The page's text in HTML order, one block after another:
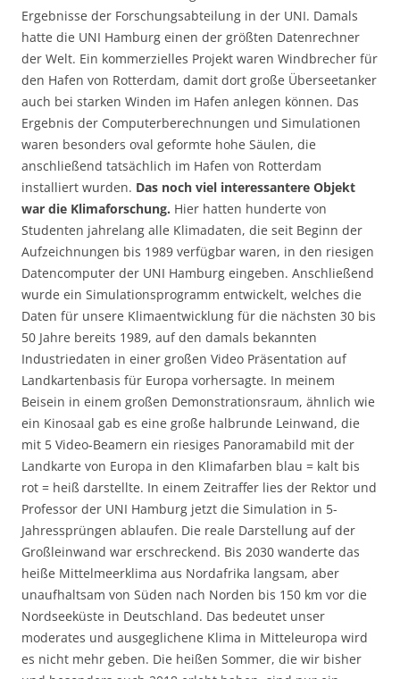
Ergebnisse der Forschungsabteilung in der UNI. Damals
hatte die UNI Hamburg einen der größten Datenrechner
der Welt. Ein kommerzielles Projekt waren Windbrecher für
den Hafen von Rotterdam, damit dort große Überseetanker
auch bei starken Winden im Hafen anlegen können. Das
Ergebnis der Computerberechnungen und Simulationen
waren besonders oval geformte hohe Säulen, die
anschließend tatsächlich im Hafen von Rotterdam
installiert wurden. Das noch viel interessantere Objekt
war die Klimaforschung. Hier hatten hunderte von
Studenten jahrelang alle Klimadaten, die seit Beginn der
Aufzeichnungen bis 1989 verfügbar waren, in den riesigen
Datencomputer der UNI Hamburg eingeben. Anschließend
wurde ein Simulationsprogramm entwickelt, welches die
Daten für unsere Klimaentwicklung für die nächsten 30 bis
50 Jahre bereits 1989, auf den damals bekannten
Industriedaten in einer großen Video Präsentation auf
Landkartenbasis für Europa vorhersagte. In meinem
Beisein in einem großen Demonstrationsraum, ähnlich wie
ein Kinosaal gab es eine große halbrunde Leinwand, die
mit 5 Video-Beamern ein riesiges Panoramabild mit der
Landkarte von Europa in den Klimafarben blau = kalt bis
rot = heiß darstellte. In einem Zeitraffer lies der Rektor und
Professor der UNI Hamburg jetzt die Simulation in 5-
Jahressprüngen ablaufen. Die reale Darstellung auf der
Großleinwand war erschreckend. Bis 2030 wanderte das
heiße Mittelmeerklima aus Nordafrika langsam, aber
unaufhaltsam von Süden nach Norden bis 150 km vor die
Nordseeküste in Deutschland. Das bedeutet unser
moderates und ausgeglichene Klima in Mitteleuropa wird
es nicht mehr geben. Die heißen Sommer, die wir bisher